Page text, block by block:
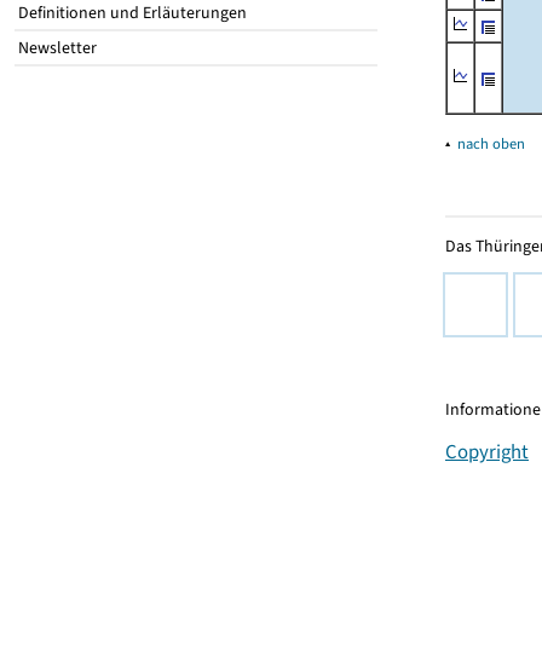
Definitionen und Erläuterungen
Newsletter
▴ nach oben
Das
Copyright